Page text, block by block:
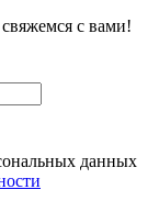
с вами!
данных